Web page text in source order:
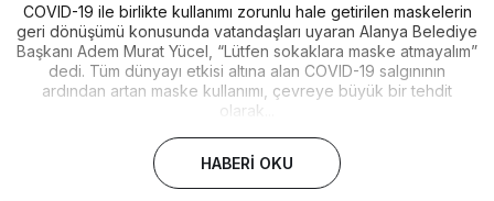
COVID-19 ile birlikte kullanımı zorunlu hale getirilen maskelerin
geri dönüşümü konusunda vatandaşları uyaran Alanya Belediye
Başkanı Adem Murat Yücel, “Lütfen sokaklara maske atmayalım”
dedi. Tüm dünyayı etkisi altına alan COVID-19 salgınının
ardından artan maske kullanımı, çevreye büyük bir tehdit
olarak...
HABERI OKU